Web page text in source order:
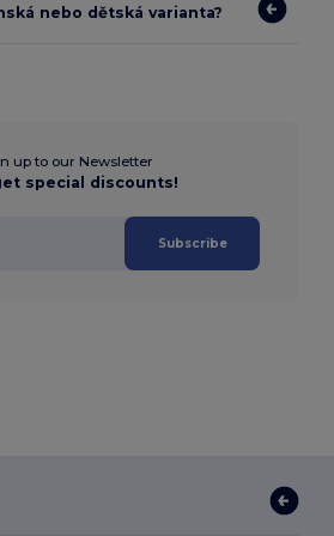
nebo dětská varianta?
up to our Newsletter
special discounts!
Subscribe